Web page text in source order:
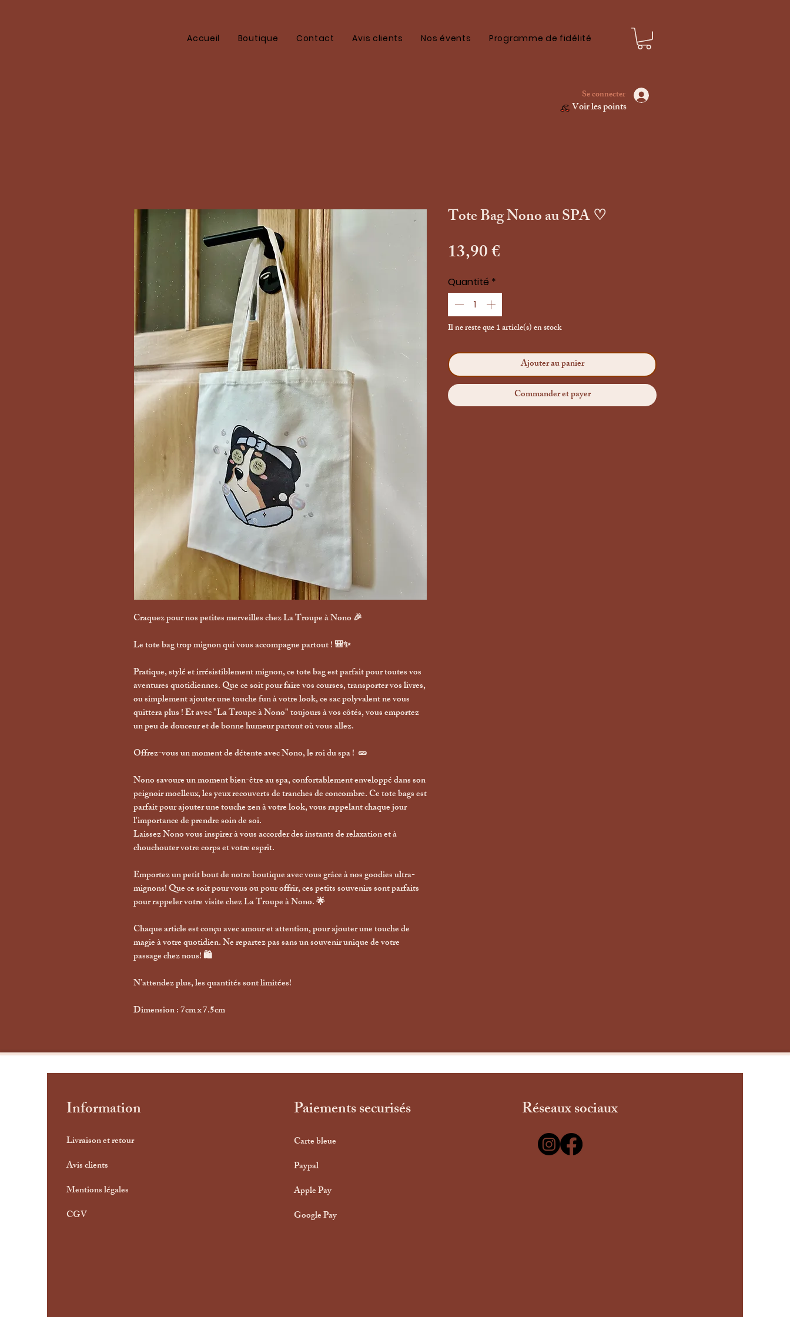
Accueil Boutique Contact Avis clients Nos évents Programme de fidélité
Se connecter
Voir les points
Craquez pour nos petites merveilles chez La Troupe à Nono 🎉
Le tote bag trop mignon qui vous accompagne partout ! 🎒✨
Pratique, stylé et irrésistiblement mignon, ce tote bag est parfait pour toutes vos
aventures quotidiennes. Que ce soit pour faire vos courses, transporter vos livres,
ou simplement ajouter une touche fun à votre look, ce sac polyvalent ne vous
quittera plus ! Et avec "La Troupe à Nono" toujours à vos côtés, vous emportez
un peu de douceur et de bonne humeur partout où vous allez.
Offrez-vous un moment de détente avec Nono, le roi du spa ! 🥒
Nono savoure un moment bien-être au spa, confortablement enveloppé dans son
peignoir moelleux, les yeux recouverts de tranches de concombre. Ce tote bags est
parfait pour ajouter une touche zen à votre look, vous rappelant chaque jour
l'importance de prendre soin de soi.
Laissez Nono vous inspirer à vous accorder des instants de relaxation et à
chouchouter votre corps et votre esprit.
Emportez un petit bout de notre boutique avec vous grâce à nos goodies ultra-
mignons! Que ce soit pour vous ou pour offrir, ces petits souvenirs sont parfaits
pour rappeler votre visite chez La Troupe à Nono. 🌟
Chaque article est conçu avec amour et attention, pour ajouter une touche de
magie à votre quotidien. Ne repartez pas sans un souvenir unique de votre
passage chez nous! 🛍️
N’attendez plus, les quantités sont limitées!
Dimension : 7cm x 7.5cm
Tote Bag Nono au SPA ♡
13,90 €
Quantité *
Il ne reste que 1 article(s) en stock
Ajouter au panier
Commander et payer
Information
Livraison et retour
Avis clients
Mentions légales
CGV
Paiements securisés
Carte bleue
Paypal
Apple Pay
Google Pay
Réseaux sociaux